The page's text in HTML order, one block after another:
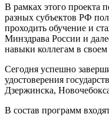
В рамках этого проекта
разных субъектов РФ
проходить обучение и
Минздрава России и
навыки коллегам в своем
Сегодня успешно
удостоверения
Дзержинска,
В состав программ